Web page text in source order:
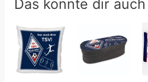
Das könnte dir